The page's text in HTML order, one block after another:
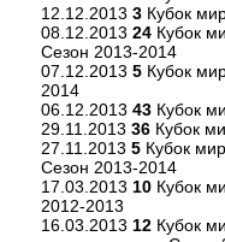
12.12.2013 3 Кубок
08.12.2013 24 Кубок
Сезон 2013-2014
07.12.2013 5 Кубок
2014
06.12.2013 43 Кубок
29.11.2013 36 Кубок
27.11.2013 5 Кубок
Сезон 2013-2014
17.03.2013 10 Кубок
2012-2013
16.03.2013 12 Кубок